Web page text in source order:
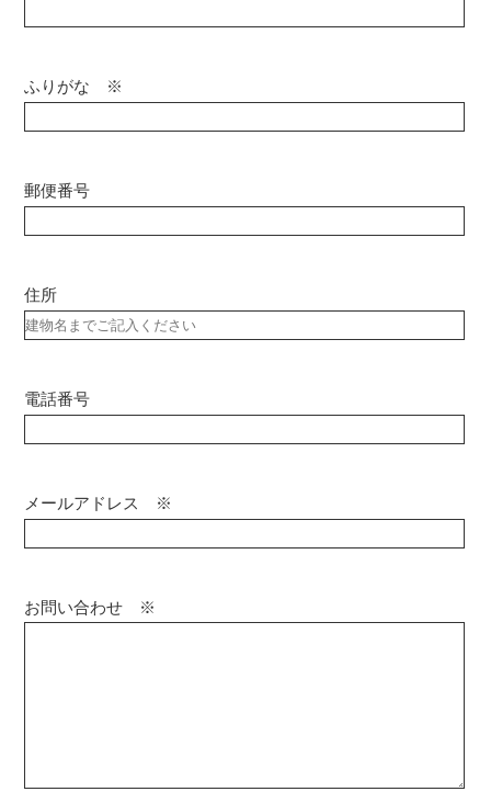
ふりがな ※
郵便番号
住所
電話番号
メールアドレス ※
お問い合わせ ※